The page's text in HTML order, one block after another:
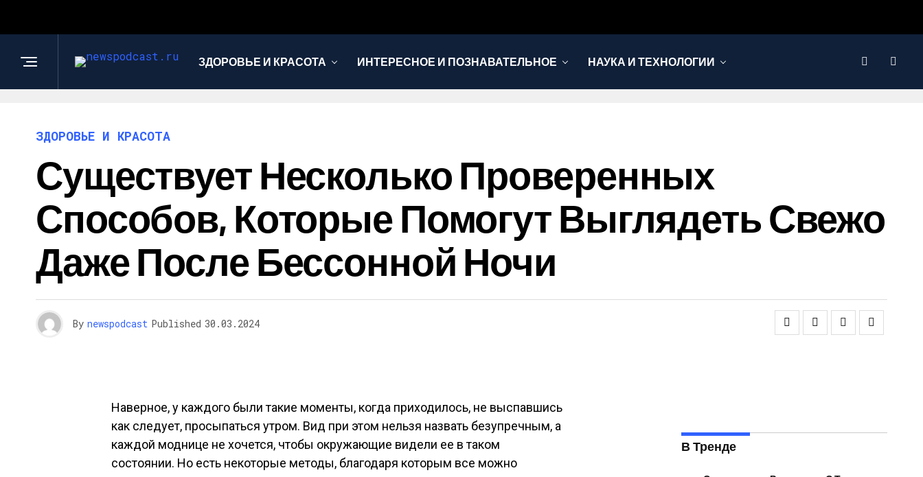
ЗДОРОВЬЕ И КРАСОТА ИНТЕРЕСНОЕ И ПОЗНАВАТЕЛЬНОЕ НАУКА И ТЕХНОЛОГИИ
ЗДОРОВЬЕ И КРАСОТА
Существует Несколько Проверенных
Способов, Которые Помогут Выглядеть Свежо
Даже После Бессонной Ночи
By newspodcast Published 30.03.2024
Наверное, у каждого были такие моменты, когда приходилось, не выспавшись
как следует, просыпаться утром. Вид при этом нельзя назвать безупречным, а
каждой моднице не хочется, чтобы окружающие видели ее в таком
состоянии. Но есть некоторые методы, благодаря которым все можно
В Тренде